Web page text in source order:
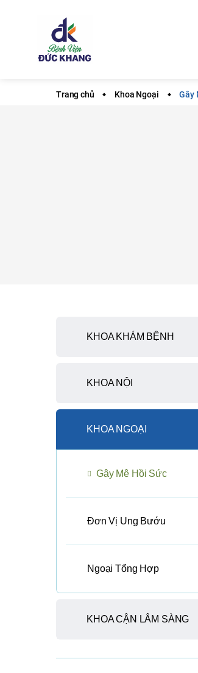
Trang chủ Khoa Ngoại Gây
KHOA KHÁM BỆNH
KHOA NỘI
KHOA NGOẠI
Gây Mê Hồi Sức
Đơn Vị Ung Bướu
Ngoại Tổng Hợp
KHOA CẬN LÂM SÀNG